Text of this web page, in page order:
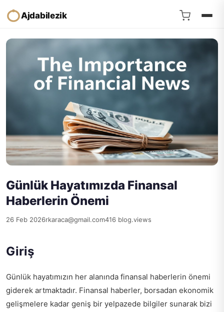
Ajdabilezik
Günlük Hayatımızda Finansal
Haberlerin Önemi
26 Feb 2026rkaraca@gmail.com416 blog.views
Giriş
Günlük hayatımızın her alanında finansal haberlerin önemi
giderek artmaktadır. Finansal haberler, borsadan ekonomik
gelişmelere kadar geniş bir yelpazede bilgiler sunarak bizi